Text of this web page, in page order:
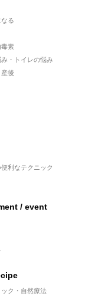
る
素
・トイレの悩み
後
利なテクニック
/ event
ク・自然療法